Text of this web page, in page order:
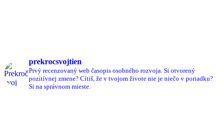
prekrocsvojtien
Prvý recenzovaný web časopis osobného rozvoja. Si otvorený
pozitívnej zmene? Cítiš, že v tvojom živote nie je niečo v poriadku?
Si na správnom mieste.